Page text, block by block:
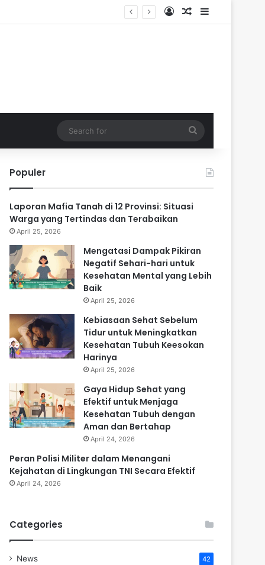
Log InRandom Article
Sidebar
for
Populer
Laporan Mafia Tanah di 12 Provinsi: Situasi
Warga yang Tertindas dan Terabaikan
April 25, 2026
Mengatasi Dampak Pikiran
Negatif Sehari-hari untuk
Kesehatan Mental yang Lebih
Baik
April 25, 2026
Kebiasaan Sehat Sebelum
Tidur untuk Meningkatkan
Kesehatan Tubuh Keesokan
Harinya
April 25, 2026
Gaya Hidup Sehat yang
Efektif untuk Menjaga
Kesehatan Tubuh dengan
Aman dan Bertahap
April 24, 2026
Peran Polisi Militer dalam Menangani
Kejahatan di Lingkungan TNI Secara Efektif
April 24, 2026
Categories
News 42